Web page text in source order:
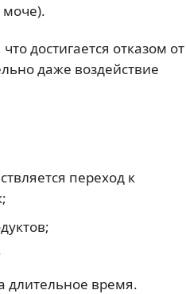
моче).
достигается отказом от
даже воздействие
переход к
длительное время.